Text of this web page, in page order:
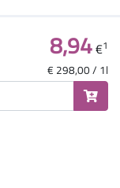
8,94€1
€ 298,00 / 1l